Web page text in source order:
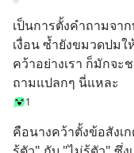
เป็นการตั้งคำถามจ
เงื่อน ซ้ำยังขมวดปม
คว้าอย่างเรา ก็มักจ
ถามแปลกๆ นี่แหละ
1
คือนางคว้าตั้งข้อสังเ